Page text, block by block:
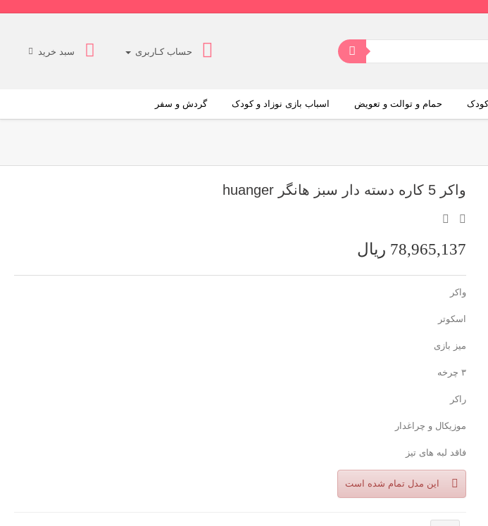
حساب کـاربری سبد خرید
کودک حمام و توالت و تعویض اسباب بازی نوزاد و کودک گردش و سفر
واكر 5 كاره دسته دار سبز هانگر huanger
78,965,137 ریال
واكر
اسكوتر
ميز بازی
۳ چرخه
راکر
موزیکال و چراغدار
فاقد لبه های تیز
این مدل تمام شده است